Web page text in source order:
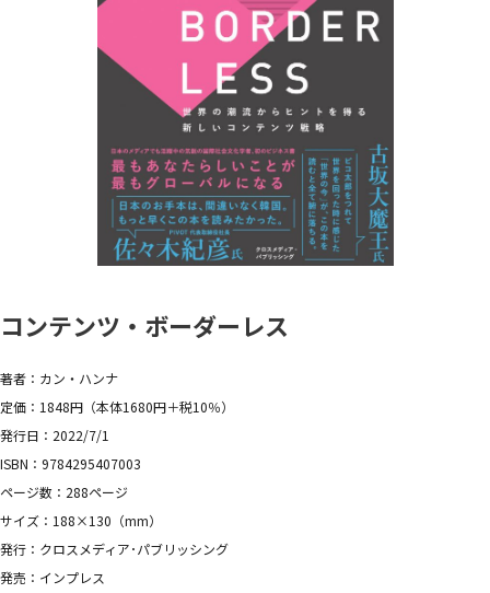
コンテンツ・ボーダーレス
著者：カン・ハンナ
定価：1848円（本体1680円＋税10％）
発行日：2022/7/1
ISBN：9784295407003
ページ数：288ページ
サイズ：188×130（mm）
発行：クロスメディア･パブリッシング
発売：インプレス